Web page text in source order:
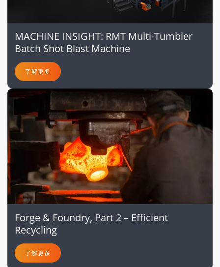
MACHINE INSIGHT: RMT Multi-Tumbler
Batch Shot Blast Machine
了解更多
Forge & Foundry, Part 2 – Efficient
Recycling
了解更多